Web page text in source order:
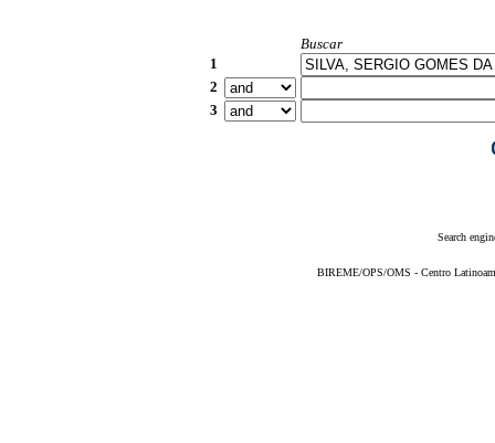
Buscar
1
2
3
Search
BIREME/OPS/OMS - Centro